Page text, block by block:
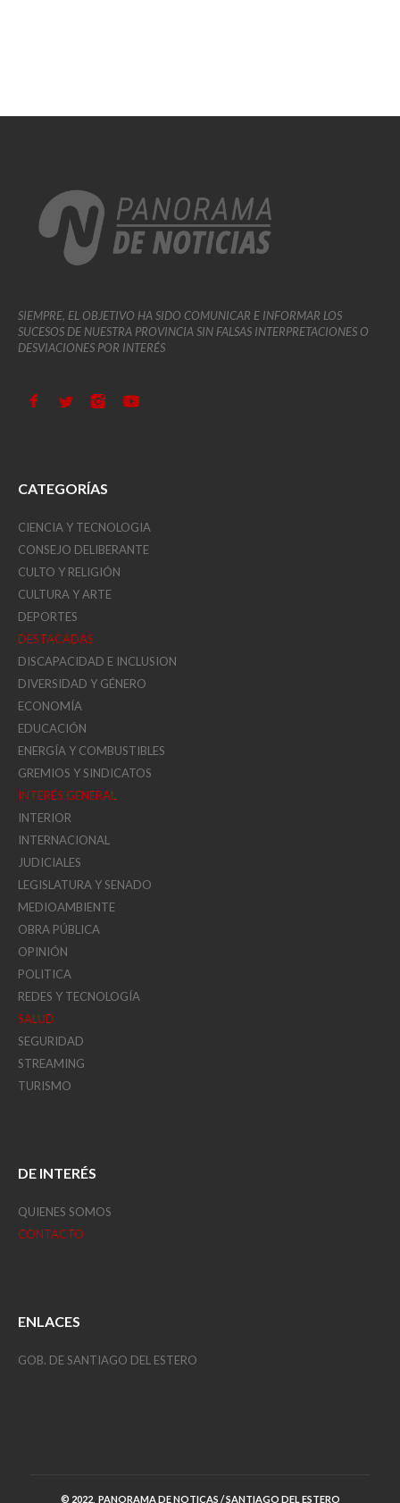
SIEMPRE, EL OBJETIVO HA SIDO COMUNICAR E INFORMAR LOS
SUCESOS DE NUESTRA PROVINCIA SIN FALSAS INTERPRETACIONES O
DESVIACIONES POR INTERÉS
CATEGORÍAS
CIENCIA Y TECNOLOGIA
CONSEJO DELIBERANTE
CULTO Y RELIGIÓN
CULTURA Y ARTE
DEPORTES
DESTACADAS
DISCAPACIDAD E INCLUSION
DIVERSIDAD Y GÉNERO
ECONOMÍA
EDUCACIÓN
ENERGÍA Y COMBUSTIBLES
GREMIOS Y SINDICATOS
INTERÉS GENERAL
INTERIOR
INTERNACIONAL
JUDICIALES
LEGISLATURA Y SENADO
MEDIOAMBIENTE
OBRA PÚBLICA
OPINIÓN
POLITICA
REDES Y TECNOLOGÍA
SALUD
SEGURIDAD
STREAMING
TURISMO
DE INTERÉS
QUIENES SOMOS
CONTACTO
ENLACES
GOB. DE SANTIAGO DEL ESTERO
© 2022, PANORAMA DE NOTICAS / SANTIAGO DEL ESTERO